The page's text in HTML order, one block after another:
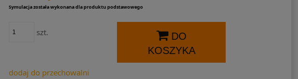
Symulacja została wykonana dla produktu podstawowego
szt.
DO
KOSZYKA
dodaj do przechowalni